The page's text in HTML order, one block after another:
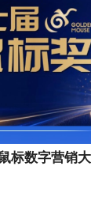
标数字营销